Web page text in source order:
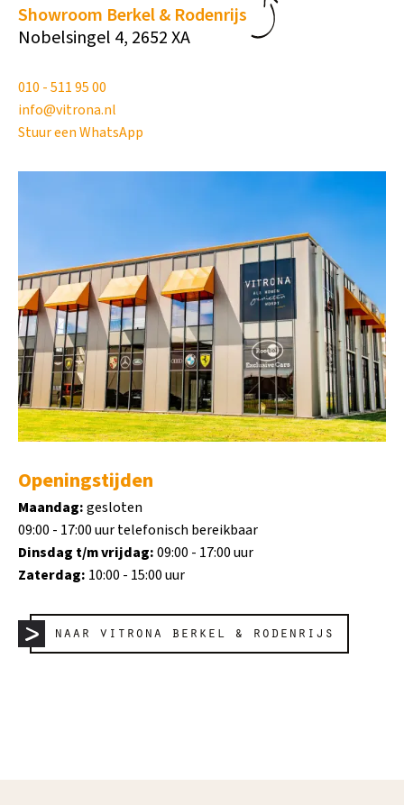
Showroom Berkel & Rodenrijs
Nobelsingel 4, 2652 XA
010 - 511 95 00
info@vitrona.nl
Stuur een WhatsApp
Openingstijden
Maandag:gesloten
09:00 - 17:00 uur telefonisch bereikbaar
Dinsdag t/m vrijdag:09:00 - 17:00 uur
Zaterdag: 10:00 - 15:00 uur
naar vitrona berkel & rodenrijs